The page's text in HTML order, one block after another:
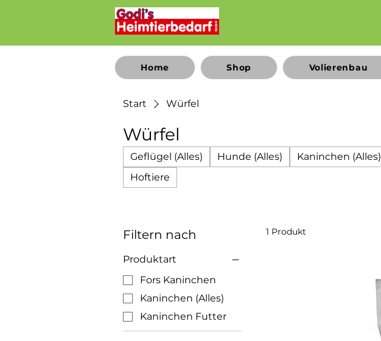
Home Shop Volierenbau
Start Würfel
Würfel
Geflügel (Alles) Hunde (Alles) Kaninchen (Alles)
Hoftiere
Filtern nach
Produktart
Fors Kaninchen
Kaninchen (Alles)
Kaninchen Futter
1 Produkt